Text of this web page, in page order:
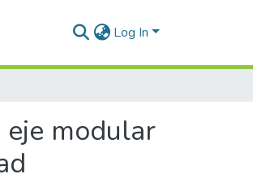
Log In
eje modular